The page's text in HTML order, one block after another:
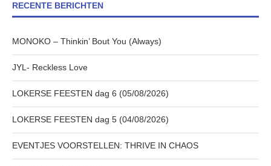
RECENTE BERICHTEN
MONOKO – Thinkin’ Bout You (Always)
JYL- Reckless Love
LOKERSE FEESTEN dag 6 (05/08/2026)
LOKERSE FEESTEN dag 5 (04/08/2026)
EVENTJES VOORSTELLEN: THRIVE IN CHAOS